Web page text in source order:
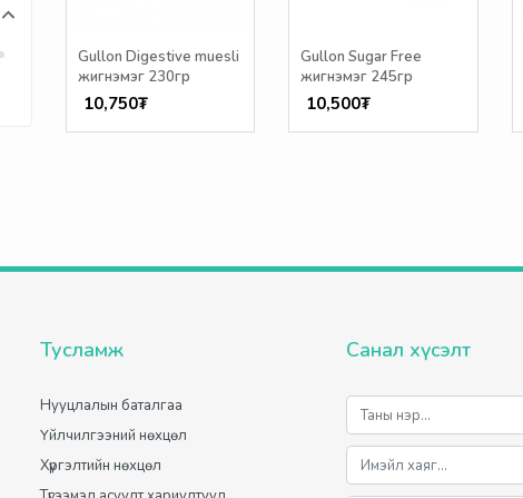
Gullon Digestive muesli
жигнэмэг 230гр
10,750₮
Gullon Sugar Free
жигнэмэг 245гр
10,500₮
Тусламж
Нууцлалын баталгаа
Үйлчилгээний нөхцөл
Хүргэлтийн нөхцөл
Санал хүсэлт